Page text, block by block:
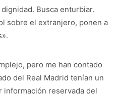
Busca enturbiar.
sobre el extranjero, ponen a
pero me han contado
del Real Madrid tenían un
reservada del